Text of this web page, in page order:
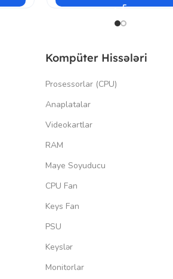
Kompüter Hissələri
Prosessorlar (CPU)
Anaplatalar
Videokartlar
RAM
Maye Soyuducu
CPU Fan
Keys Fan
PSU
Keyslər
Monitorlar